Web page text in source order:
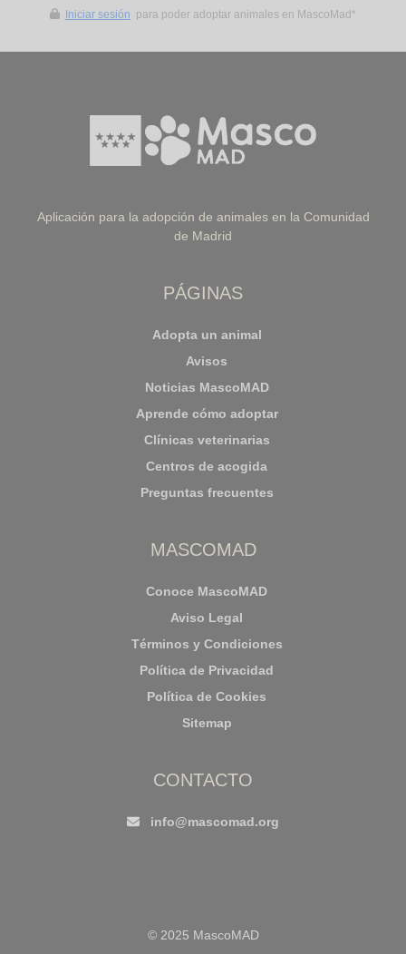
Iniciar sesión para poder adoptar animales en MascoMad*
Aplicación para la adopción de animales en la Comunidad
de Madrid
PÁGINAS
Adopta un animal
Avisos
Noticias MascoMAD
Aprende cómo adoptar
Clínicas veterinarias
Centros de acogida
Preguntas frecuentes
MASCOMAD
Conoce MascoMAD
Aviso Legal
Términos y Condiciones
Política de Privacidad
Política de Cookies
Sitemap
CONTACTO
info@mascomad.org
© 2025 MascoMAD